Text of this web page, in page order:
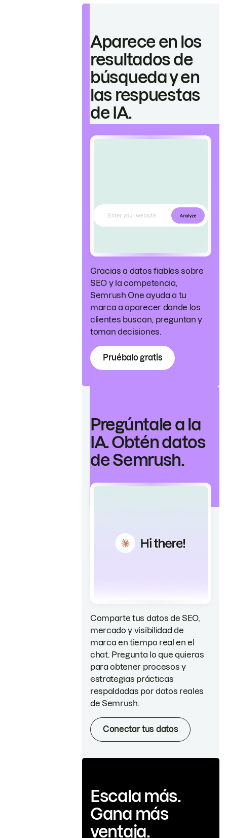
Aparece en los
resultados de
búsqueda y en
las respuestas
de IA.
Gracias a datos fiables sobre
SEO y la competencia,
Semrush One ayuda a tu
marca a aparecer donde los
clientes buscan, preguntan y
toman decisiones.
Pruébalo gratis
Pregúntale a la
IA. Obtén datos
de Semrush.
Comparte tus datos de SEO,
mercado y visibilidad de
marca en tiempo real en el
chat. Pregunta lo que quieras
para obtener procesos y
estrategias prácticas
respaldadas por datos reales
de Semrush.
Conectar tus datos
Escala más.
Gana más
ventaja.